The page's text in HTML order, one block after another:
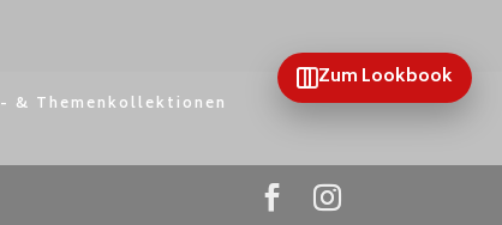
& Themenkollektionen
Zum Lookbook